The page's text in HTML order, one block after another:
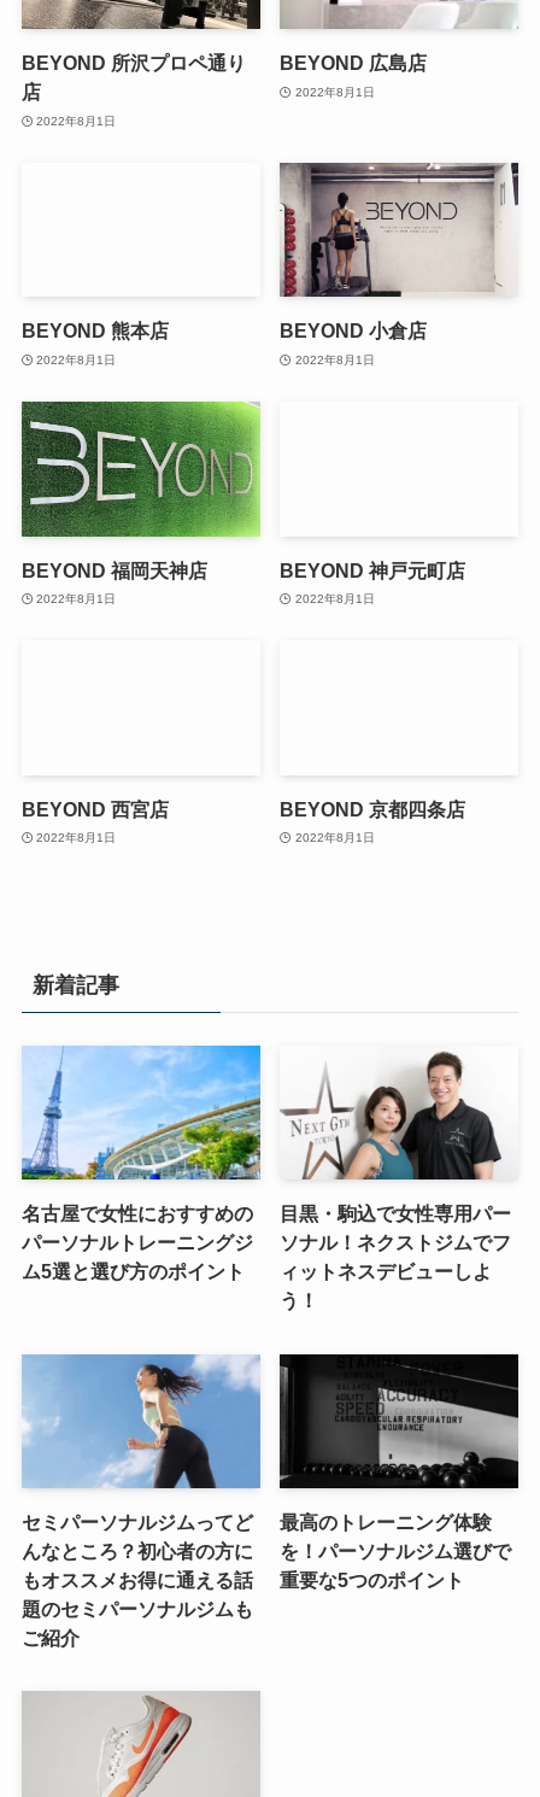
BEYOND 所沢プロペ通り
店
2022年8月1日
BEYOND 広島店
2022年8月1日
BEYOND 熊本店
2022年8月1日
BEYOND 小倉店
2022年8月1日
BEYOND 福岡天神店
2022年8月1日
BEYOND 神戸元町店
2022年8月1日
BEYOND 西宮店
2022年8月1日
BEYOND 京都四条店
2022年8月1日
新着記事
名古屋で女性におすすめの
パーソナルトレーニングジ
ム5選と選び方のポイント
目黒・駒込で女性専用パー
ソナル！ネクストジムでフ
ィットネスデビューしよ
う！
セミパーソナルジムってど
んなところ？初心者の方に
もオススメお得に通える話
題のセミパーソナルジムも
ご紹介
最高のトレーニング体験
を！パーソナルジム選びで
重要な5つのポイント